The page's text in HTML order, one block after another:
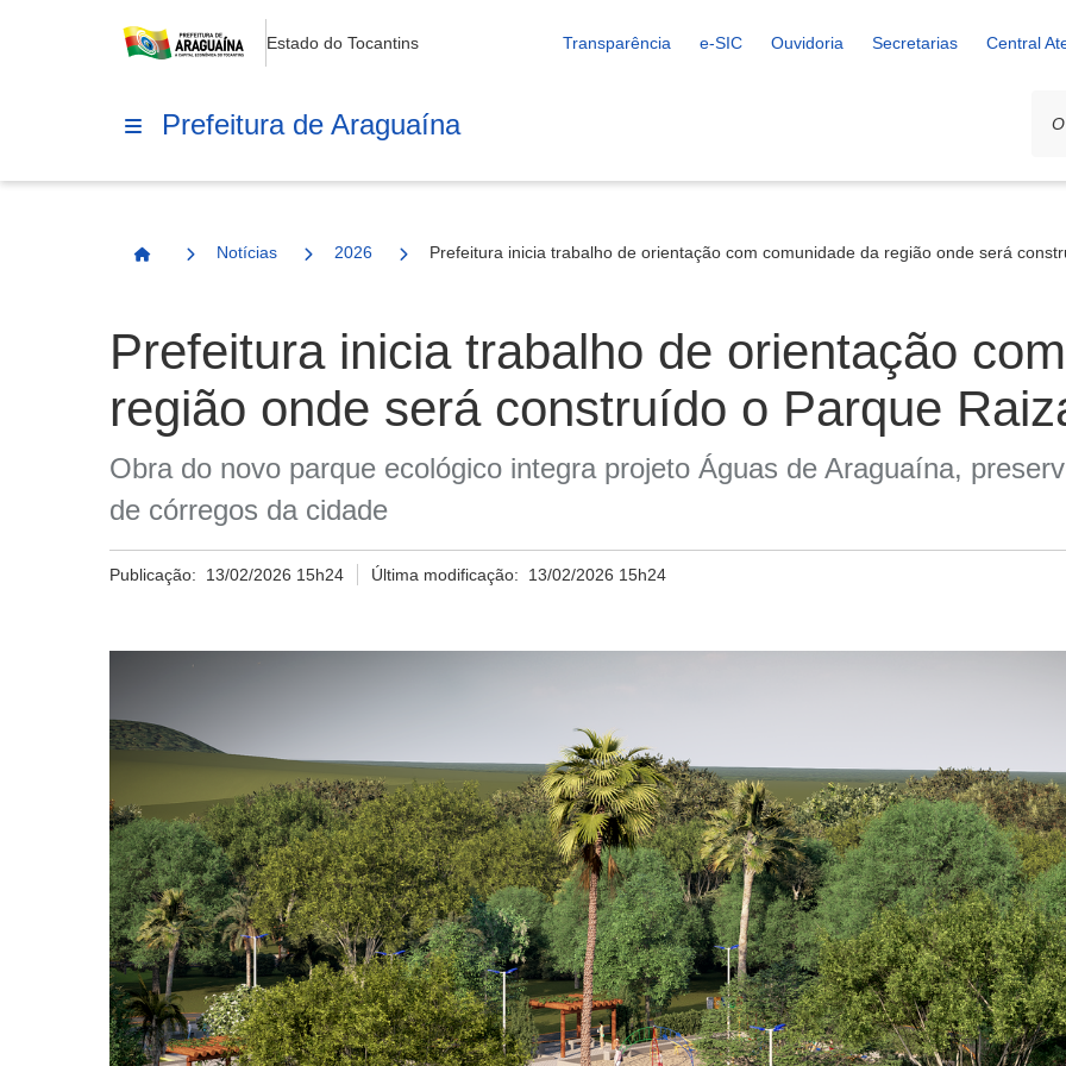
Estado do Tocantins Transparência e-SIC Ouvidoria Secretarias Central
Prefeitura de Araguaína
Página Inicial
Notícias 2026 Prefeitura inicia trabalho de orientação com comunidade da região onde será
Prefeitura inicia trabalho de orientação
região onde será construído o Parque
Obra do novo parque ecológico integra projeto Águas de Araguaína,
de córregos da cidade
Publicação: 13/02/2026 15h24 Última modificação: 13/02/2026 15h24